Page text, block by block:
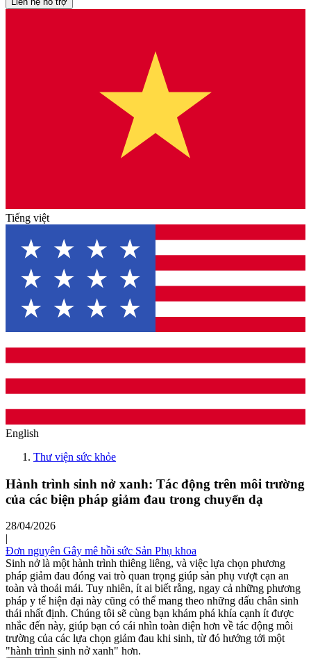
Tiếng việt
English
Thư viện sức khỏe
Hành trình sinh nở xanh: Tác động trên môi trường
của các biện pháp giảm đau trong chuyển dạ
28/04/2026
|
Đơn nguyên Gây mê hồi sức Sản Phụ khoa
Sinh nở là một hành trình thiêng liêng, và việc lựa chọn phương
pháp giảm đau đóng vai trò quan trọng giúp sản phụ vượt cạn an
toàn và thoải mái. Tuy nhiên, ít ai biết rằng, ngay cả những phương
pháp y tế hiện đại này cũng có thể mang theo những dấu chân sinh
thái nhất định. Chúng tôi sẽ cùng bạn khám phá khía cạnh ít được
nhắc đến này, giúp bạn có cái nhìn toàn diện hơn về tác động môi
trường của các lựa chọn giảm đau khi sinh, từ đó hướng tới một
"hành trình sinh nở xanh" hơn.